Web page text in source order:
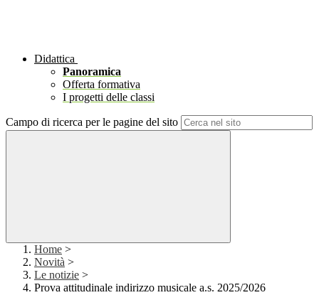
Didattica
Panoramica
Offerta formativa
I progetti delle classi
Campo di ricerca per le pagine del sito
Home >
Novità >
Le notizie >
Prova attitudinale indirizzo musicale a.s. 2025/2026